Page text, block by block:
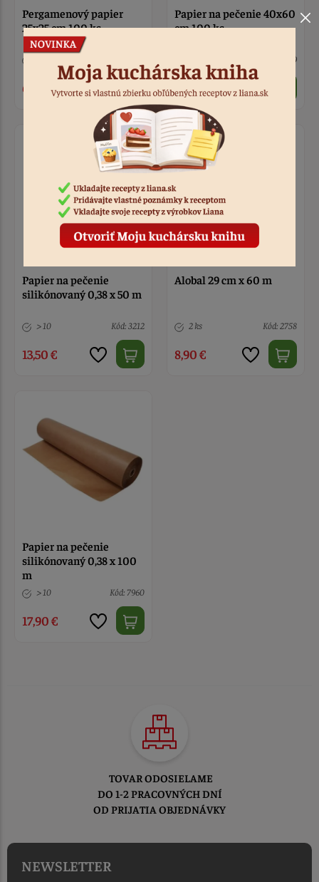
Pergamenový papier
25x25 cm 100 ks
6,60 €
Papier na pečenie 40x60
cm 100 ks
Kód: 7359
14,60 €
Papier na pečenie
silikónovaný 0,38 x 50 m
> 10 Kód: 3212
13,50 €
Alobal 29 cm x 60 m
2 ks Kód: 2758
8,90 €
Papier na pečenie
silikónovaný 0,38 x 100
m
> 10 Kód: 7960
17,90 €
TOVAR ODOSIELAME
DO 1-2 PRACOVNÝCH DNÍ
OD PRIJATIA OBJEDNÁVKY
NEWSLETTER